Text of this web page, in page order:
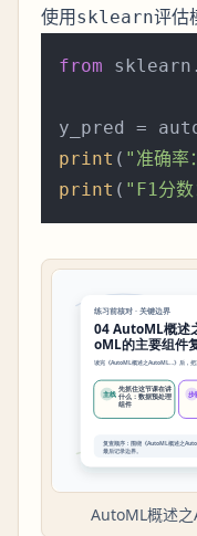
使用sklearn评估
from
print ( "准确率
print ( "F1分
AutoML概述